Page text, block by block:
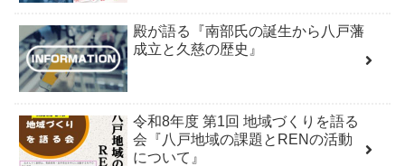
殿が語る『南部氏の誕生から八戸藩
成立と久慈の歴史』
令和8年度 第1回 地域づくりを語る
会『八戸地域の課題とRENの活動
について』